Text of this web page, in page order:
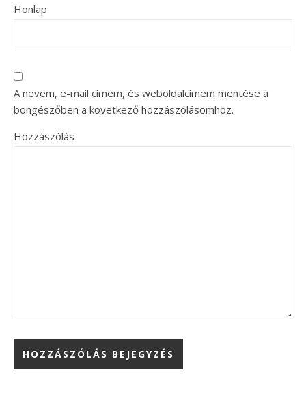
Honlap
A nevem, e-mail címem, és weboldalcímem mentése a
böngészőben a következő hozzászólásomhoz.
Hozzászólás